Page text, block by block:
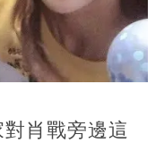
肖戰旁邊這